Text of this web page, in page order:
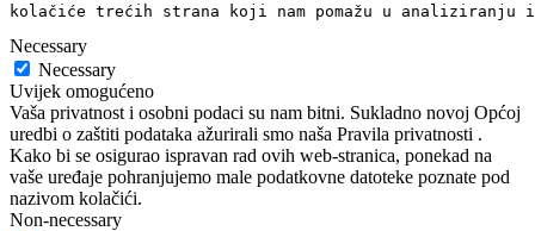
kolačiće trećih strana koji nam pomažu u
Necessary
Necessary
Uvijek omogućeno
Vaša privatnost i osobni podaci su nam bitni. Sukladno novoj Općoj
uredbi o zaštiti podataka ažurirali smo naša Pravila privatnosti .
Kako bi se osigurao ispravan rad ovih web-stranica, ponekad na
vaše uređaje pohranjujemo male podatkovne datoteke poznate pod
nazivom kolačići.
Non-necessary